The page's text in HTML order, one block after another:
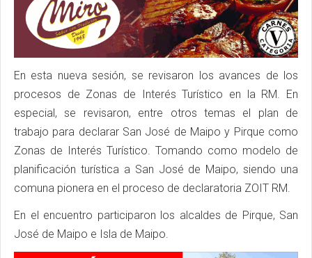
En esta nueva sesión, se revisaron los avances de los
procesos de Zonas de Interés Turístico en la RM. En
especial, se revisaron, entre otros temas el plan de
trabajo para declarar San José de Maipo y Pirque como
Zonas de Interés Turístico. Tomando como modelo de
planificación turística a San José de Maipo, siendo una
comuna pionera en el proceso de declaratoria ZOIT RM.
En el encuentro participaron los alcaldes de Pirque, San
José de Maipo e Isla de Maipo.